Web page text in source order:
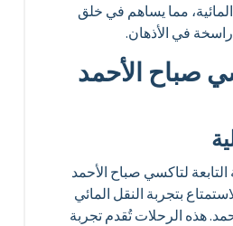
مما يساهم في خلق
في الأذهان.
صباح الأحمد
التابعة لتاكسي صباح الأحمد
بتجربة النقل المائي
هذه الرحلات تُقدم تجربة